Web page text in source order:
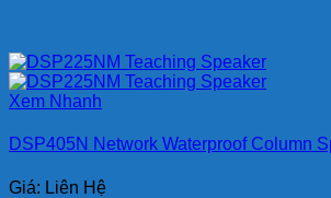
Xem Nhanh
DSP405N Network Waterproof Column
Giá: Liên Hệ